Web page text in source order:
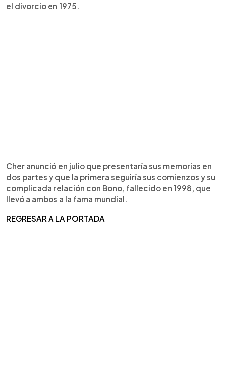
el divorcio en 1975.
Cher anunció en julio que presentaría sus memorias en
dos partes y que la primera seguiría sus comienzos y su
complicada relación con Bono, fallecido en 1998, que
llevó a ambos a la fama mundial.
REGRESAR A LA PORTADA